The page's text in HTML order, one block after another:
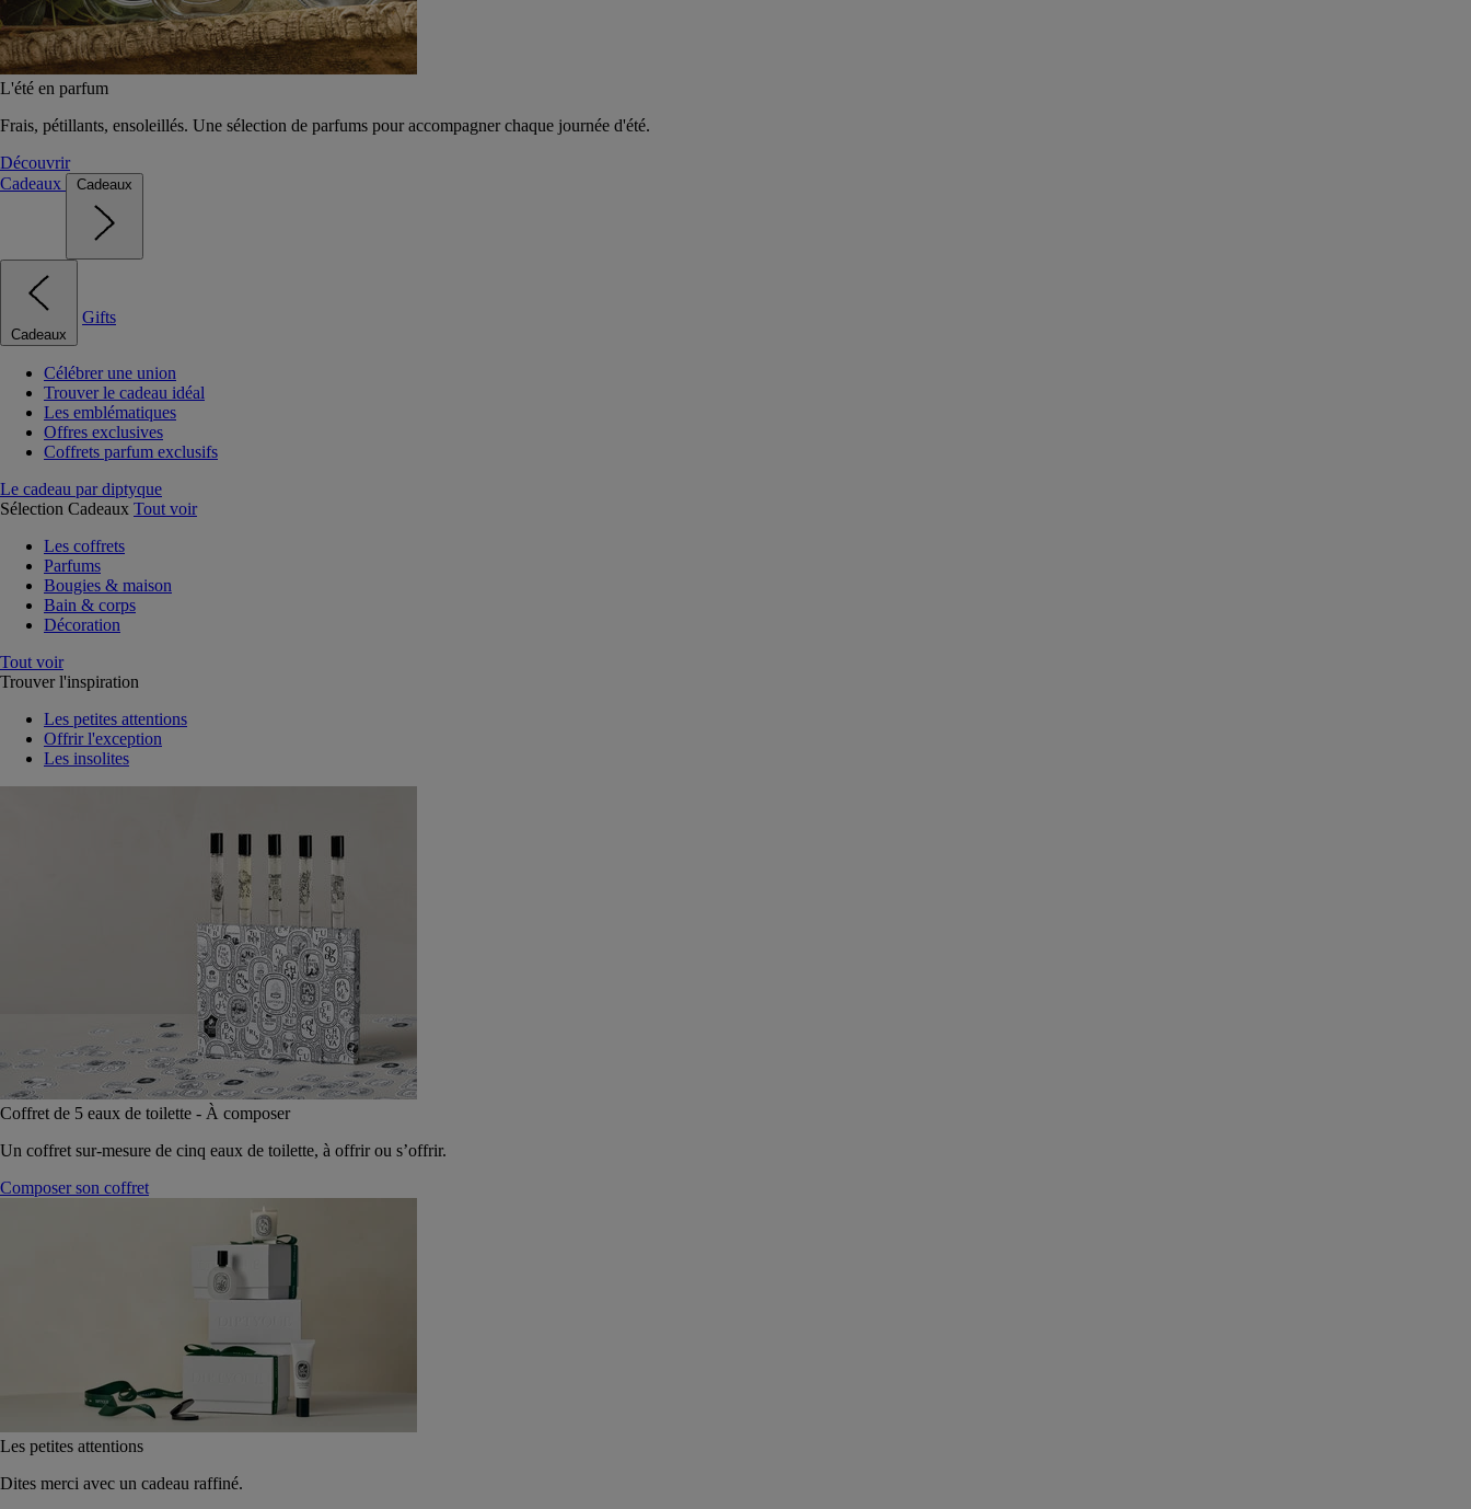
L'été en parfum
Frais, pétillants, ensoleillés. Une sélection de parfums pour accompagner chaque journée d'été.
Découvrir
Cadeaux
Cadeaux
Cadeaux
Gifts
Célébrer une union
Trouver le cadeau idéal
Les emblématiques
Offres exclusives
Coffrets parfum exclusifs
Le cadeau par diptyque
Sélection Cadeaux Tout voir
Les coffrets
Parfums
Bougies & maison
Bain & corps
Décoration
Tout voir
Trouver l'inspiration
Les petites attentions
Offrir l'exception
Les insolites
Coffret de 5 eaux de toilette - À composer
Un coffret sur-mesure de cinq eaux de toilette, à offrir ou s’offrir.
Composer son coffret
Les petites attentions
Dites merci avec un cadeau raffiné.